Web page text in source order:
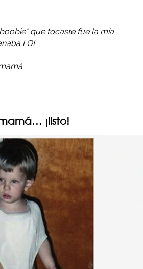
que tocaste fue la mía
LOL
¡listo!